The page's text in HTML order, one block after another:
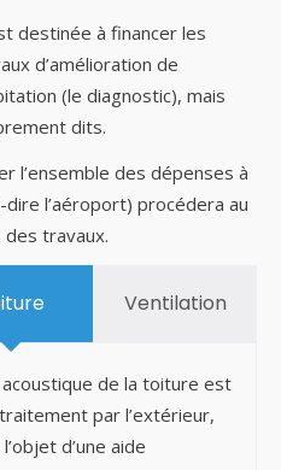
destinée à financer les
d’amélioration de
(le diagnostic), mais
dits.
l’ensemble des dépenses à
dire l’aéroport) procédera au
travaux.
Ventilation
acoustique de la toiture est
par l’extérieur,
d’une aide